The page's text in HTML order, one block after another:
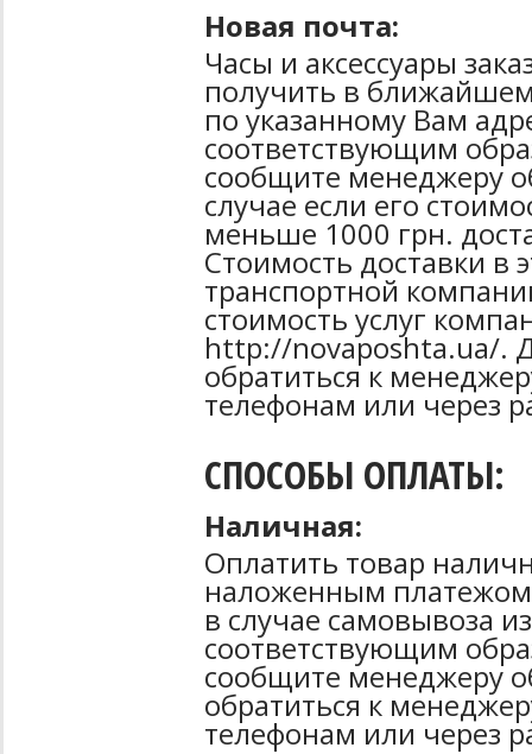
Новая почта:
Часы и аксессуары
получить в
по указанному Вам
соответствующим
сообщите менеджеру
случае если его
меньше 1000 грн.
Стоимость доставки в
транспортной
стоимость услуг
http://novaposhta.ua/.
обратиться к
телефонам или через
СПОСОБЫ ОПЛАТЫ:
Наличная:
Оплатить товар
наложенным
в случае самовывоза
соответствующим
сообщите менеджеру
обратиться к
телефонам или через